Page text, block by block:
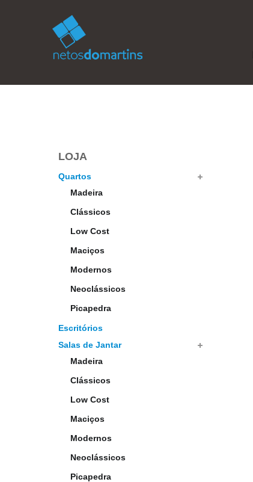
LOJA
Quartos
Madeira
Clássicos
Low Cost
Maciços
Modernos
Neoclássicos
Picapedra
Escritórios
Salas de Jantar
Madeira
Clássicos
Low Cost
Maciços
Modernos
Neoclássicos
Picapedra